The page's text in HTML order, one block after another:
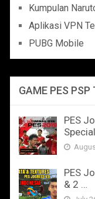
Kumpulan
Aplikasi VPN
PUBG Mobile
GAME PES PSP
PES
PES
& 2 …